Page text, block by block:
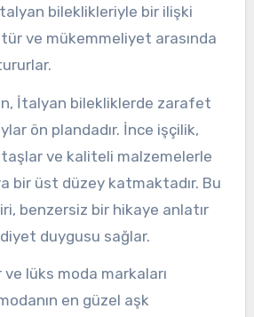
bileklikleriyle bir ilişki
ve mükemmeliyet arasında
İtalyan bilekliklerde zarafet
ön plandadır. İnce işçilik,
ve kaliteli malzemelerle
bir üst düzey katmaktadır. Bu
benzersiz bir hikaye anlatır
duygusu sağlar.
lüks moda markaları
en güzel aşk